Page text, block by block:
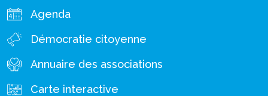
Agenda
Démocratie citoyenne
Annuaire des associations
Carte interactive